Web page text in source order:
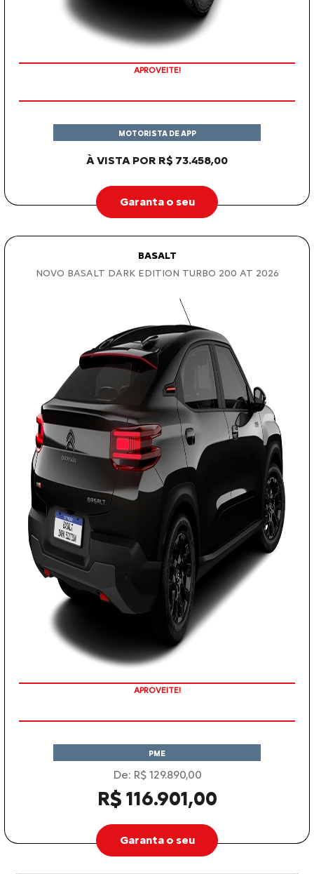
APROVEITE!
À VISTA POR R$ 73.458,00
MOTORISTA DE APP
Garanta o seu
BASALT
NOVO BASALT DARK EDITION TURBO 200 AT 2026
APROVEITE!
PME
De: R$ 129.890,00
R$ 116.901,00
Garanta o seu